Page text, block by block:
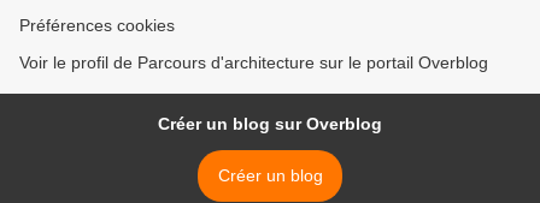
Préférences cookies
Voir le profil de Parcours d'architecture sur le portail Overblog
Créer un blog sur Overblog
Créer un blog